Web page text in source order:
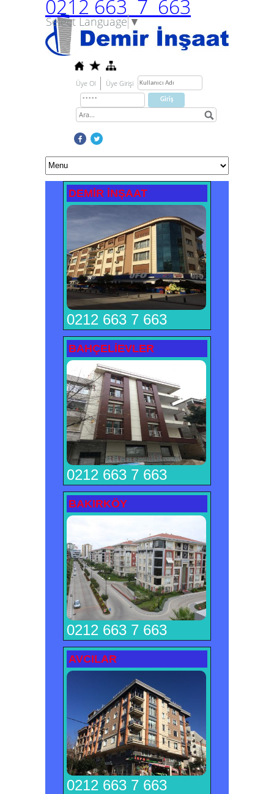
0212 663 7 663
Select Language▼
Üye Ol Üye Girişi
DEMİR İNŞAAT
0212 663 7 663
BAHÇELİEVLER
0212 663 7 663
BAKIRKÖY
0212 663 7 663
AVCILAR
0212 663 7 663